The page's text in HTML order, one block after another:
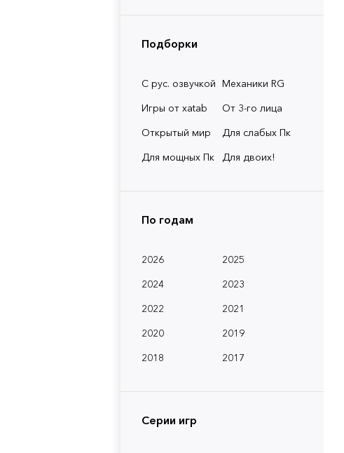
Подборки
С рус. озвучкой Механики RG
Игры от xatab
От 3-го лица
Открытый мир
Для слабых Пк
Для мощных Пк
Для двоих!
По годам
2026
2025
2024
2023
2022
2021
2020
2019
2018
2017
Серии игр